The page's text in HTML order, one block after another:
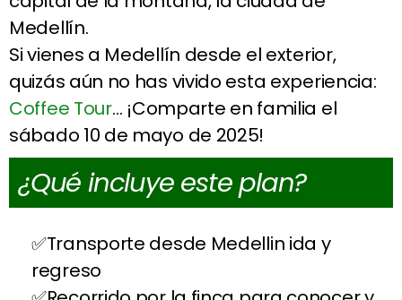
Medellín.
Si vienes a Medellín desde el exterior,
quizás aún no has vivido esta experiencia:
Coffee Tour… ¡Comparte en familia el
sábado 10 de mayo de 2025!
¿Qué incluye este plan?
Transporte desde Medellin ida y
regreso